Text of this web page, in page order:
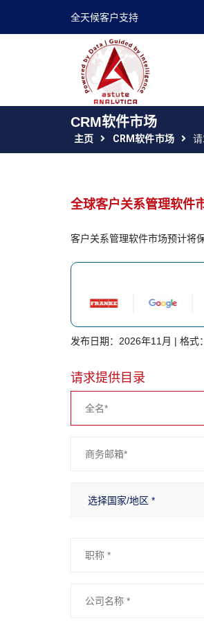
全天候客户支持
CRM软件市场
主页 CRM软件市场
全球客户关系管理软件
客户关系管理软件市场预计将
发布日期：2026年11月 | 格式
请求提供目录